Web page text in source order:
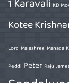
1 Karavali KD
Kotee
Lord Malashree Manada
Peddi Peter Raju